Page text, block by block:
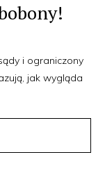
i ograniczony
jak wygląda